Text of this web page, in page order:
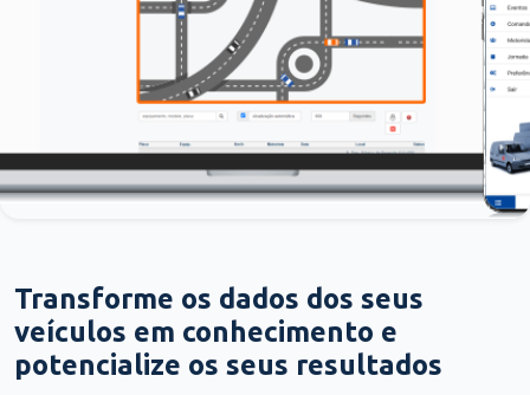
Transforme os dados dos seus
veículos em conhecimento e
potencialize os seus resultados